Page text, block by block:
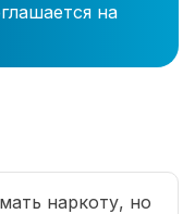
на
наркоту, но